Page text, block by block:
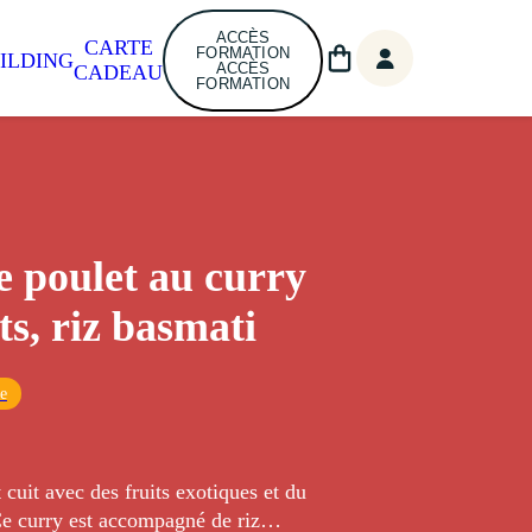
CARTE
CADEAU
ACCÈS
FORMATION
ACCÈS
FORMATION
poulet au curry
riz basmati
avec des fruits exotiques et du
curry est accompagné de riz